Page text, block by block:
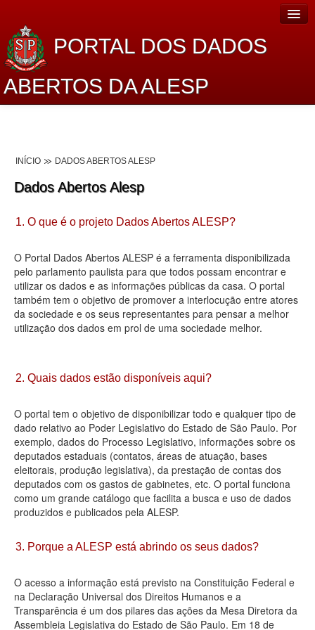
PORTAL DOS DADOS
ABERTOS DA ALESP
Lei de Acesso à Informação
Dados Governamentais Abertos
Planejamento
Catálogo de dados
Processo Legislativo
Deputados Estaduais
Agenda
Perguntas frequentes
Contato
INÍCIO DADOS ABERTOS ALESP
Dados Abertos Alesp
1. O que é o projeto Dados Abertos ALESP?
O Portal Dados Abertos ALESP é a ferramenta disponibilizada
pelo parlamento paulista para que todos possam encontrar e
utilizar os dados e as informações públicas da casa. O portal
também tem o objetivo de promover a interlocução entre atores
da sociedade e os seus representantes para pensar a melhor
utilização dos dados em prol de uma sociedade melhor.
2. Quais dados estão disponíveis aqui?
O portal tem o objetivo de disponibilizar todo e qualquer tipo de
dado relativo ao Poder Legislativo do Estado de São Paulo. Por
exemplo, dados do Processo Legislativo, informações sobre os
deputados estaduais (contatos, áreas de atuação, bases
eleitorais, produção legislativa), da prestação de contas dos
deputados com os gastos de gabinetes, etc. O portal funciona
como um grande catálogo que facilita a busca e uso de dados
produzidos e publicados pela ALESP.
3. Porque a ALESP está abrindo os seus dados?
O acesso a informação está previsto na Constituição Federal e
na Declaração Universal dos Direitos Humanos e a
Transparência é um dos pilares das ações da Mesa Diretora da
Assembleia Legislativa do Estado de São Paulo. Em 18 de